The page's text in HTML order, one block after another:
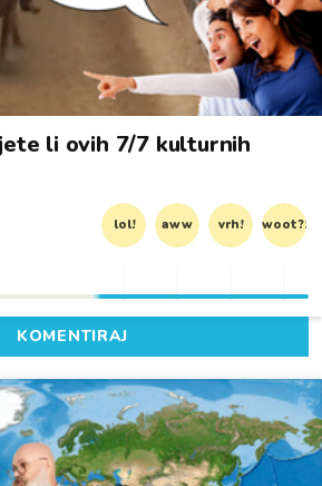
li ovih 7/7 kulturnih
lol! aww vrh! woot?!
KOMENTIRAJ